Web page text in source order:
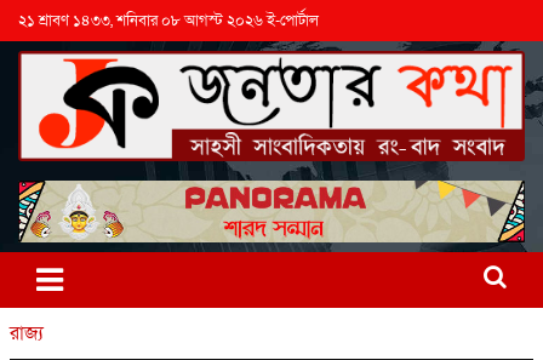
২১ শ্রাবণ ১৪৩৩, শনিবার ০৮ আগস্ট ২০২৬ ই-পোর্টাল
রাজ্য